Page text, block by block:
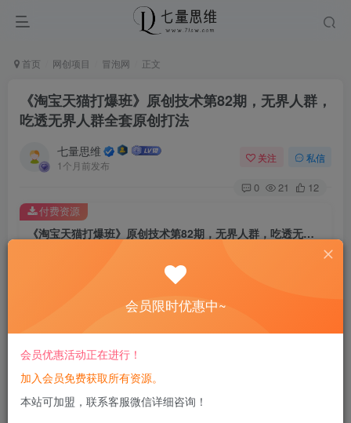
首页 网创项目 冒泡网 正文
《淘宝天猫打爆班》原创技术第82期，无界人群，
吃透无界人群全套原创打法
七量思维
1个月前发布
关注 私信
0 21 12
《淘宝天猫打爆班》原创技术第82期，无界人群，吃透无界人群全套原创打法
8.8
免费
您当前未登录！建议登陆后购买，可保存购买订单
付费资源
会员限时优惠中~
会员优惠活动正在进行！
加入会员免费获取所有资源。
本站可加盟，联系客服微信详细咨询！